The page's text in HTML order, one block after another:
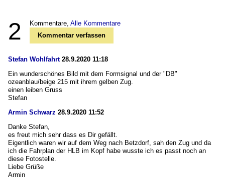
2 Kommentare, Alle Kommentare
Kommentar verfassen
Stefan Wohlfahrt28.9.2020 11:18
Ein wunderschönes Bild mit dem Formsignal und der "DB"
ozeanblau/beige 215 mit ihrem gelben Zug.
einen leiben Gruss
Stefan
Armin Schwarz 28.9.2020 11:52
Danke Stefan,
es freut mich sehr dass es Dir gefällt.
Eigentlich waren wir auf dem Weg nach Betzdorf, sah den Zug und da
ich die Fahrplan der HLB im Kopf habe wusste ich es passt noch an
diese Fotostelle.
Liebe Grüße
Armin